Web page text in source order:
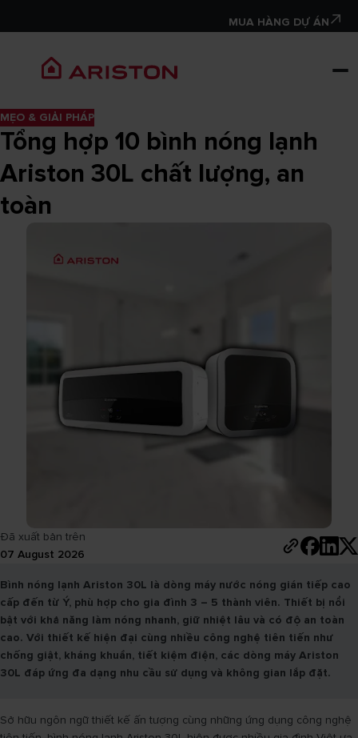
MUA HÀNG DỰ ÁN
MẸO & GIẢI PHÁP
Tổng hợp 10 bình nóng lạnh
Ariston 30L chất lượng, an
toàn
Đã xuất bản trên
07 August 2026
Bình nóng lạnh Ariston 30L là dòng máy nước nóng gián tiếp cao
cấp đến từ Ý, phù hợp cho gia đình 3 – 5 thành viên. Thiết bị nổi
bật với khả năng làm nóng nhanh, giữ nhiệt lâu và có độ an toàn
cao. Với thiết kế hiện đại cùng nhiều công nghệ tiên tiến như
chống giật, kháng khuẩn, tiết kiệm điện, các dòng máy Ariston
30L đáp ứng đa dạng nhu cầu sử dụng và không gian lắp đặt.
Sở hữu ngôn ngữ thiết kế ấn tượng cùng những ứng dụng công nghệ